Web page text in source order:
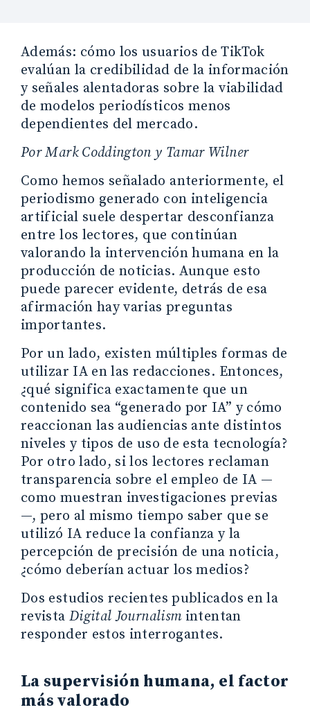
Además: cómo los usuarios de TikTok
evalúan la credibilidad de la información
y señales alentadoras sobre la viabilidad
de modelos periodísticos menos
dependientes del mercado.
Por Mark Coddington y Tamar Wilner
Como hemos señalado anteriormente, el
periodismo generado con inteligencia
artificial suele despertar desconfianza
entre los lectores, que continúan
valorando la intervención humana en la
producción de noticias. Aunque esto
puede parecer evidente, detrás de esa
afirmación hay varias preguntas
importantes.
Por un lado, existen múltiples formas de
utilizar IA en las redacciones. Entonces,
¿qué significa exactamente que un
contenido sea “generado por IA” y cómo
reaccionan las audiencias ante distintos
niveles y tipos de uso de esta tecnología?
Por otro lado, si los lectores reclaman
transparencia sobre el empleo de IA —
como muestran investigaciones previas
—, pero al mismo tiempo saber que se
utilizó IA reduce la confianza y la
percepción de precisión de una noticia,
¿cómo deberían actuar los medios?
Dos estudios recientes publicados en la
revista Digital Journalismintentan
responder estos interrogantes.
La supervisión humana, el factor
más valorado